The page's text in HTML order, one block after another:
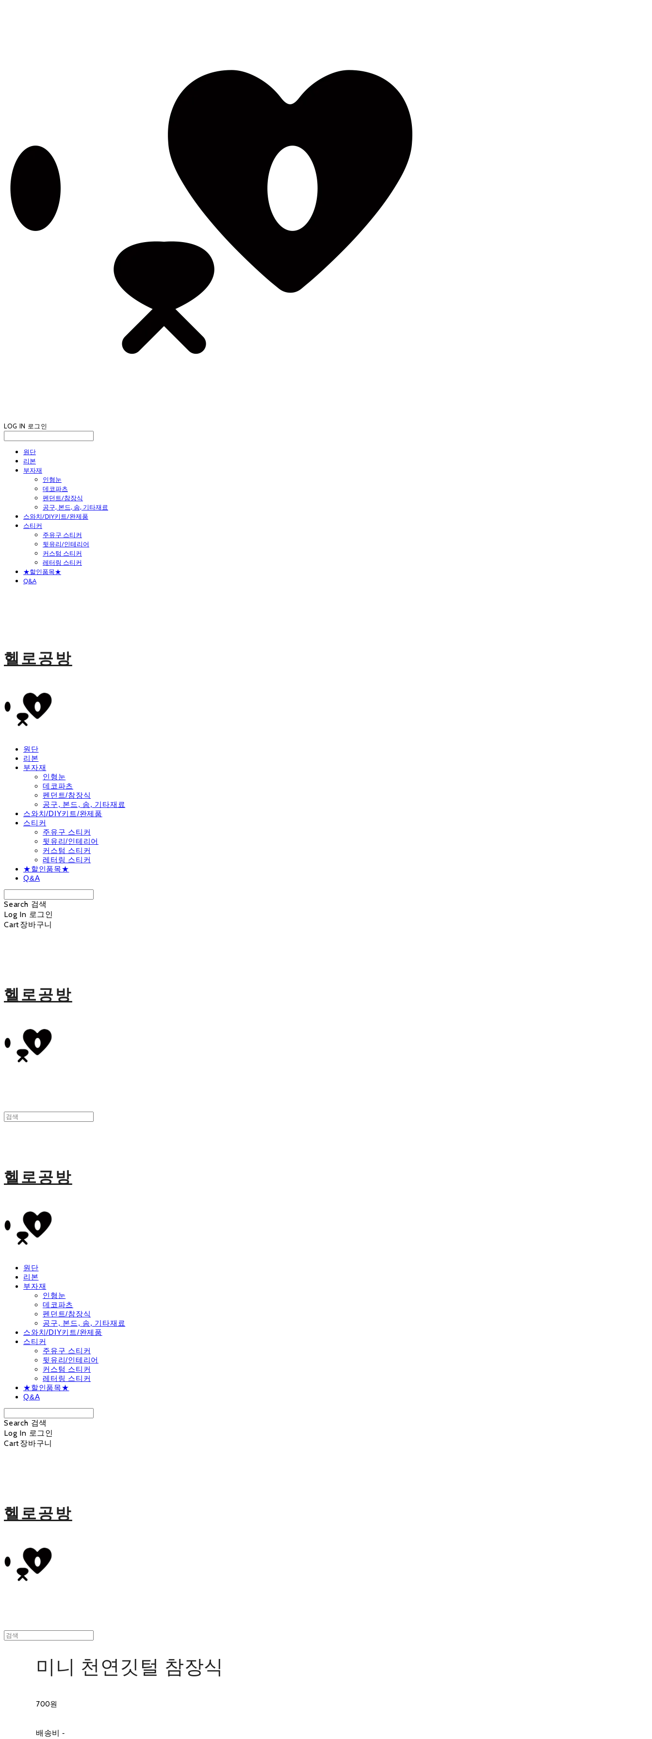
LOG IN 로그인
원단
리본
부자재
인형눈
데코파츠
펜던트/참장식
공구, 본드, 솜, 기타재료
스와치/DIY키트/완제품
스티커
주유구 스티커
뒷유리/인테리어
커스텀 스티커
레터링 스티커
★할인품목★
Q&A
헬로공방
원단
리본
부자재
인형눈
데코파츠
펜던트/참장식
공구, 본드, 솜, 기타재료
스와치/DIY키트/완제품
스티커
주유구 스티커
뒷유리/인테리어
커스텀 스티커
레터링 스티커
★할인품목★
Q&A
Search 검색
Log In 로그인
Cart장바구니
헬로공방
헬로공방
원단
리본
부자재
인형눈
데코파츠
펜던트/참장식
공구, 본드, 솜, 기타재료
스와치/DIY키트/완제품
스티커
주유구 스티커
뒷유리/인테리어
커스텀 스티커
레터링 스티커
★할인품목★
Q&A
Search 검색
Log In 로그인
Cart장바구니
헬로공방
미니 천연깃털 참장식
700원
배송비 -